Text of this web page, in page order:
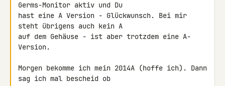
Germs-Monitor aktiv und Du
hast eine A Version - Glückwunsch. Bei mir
steht übrigens auch kein A
auf dem Gehäuse - ist aber trotzdem eine A-
Version.
Morgen bekomme ich mein 2014A (hoffe ich). Dann
sag ich mal bescheid ob